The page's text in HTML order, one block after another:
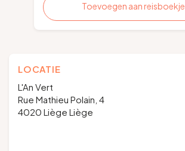
Toevoegen aan reisboekje
LOCATIE
L'An Vert
Rue Mathieu Polain, 4
4020 Liège Liège